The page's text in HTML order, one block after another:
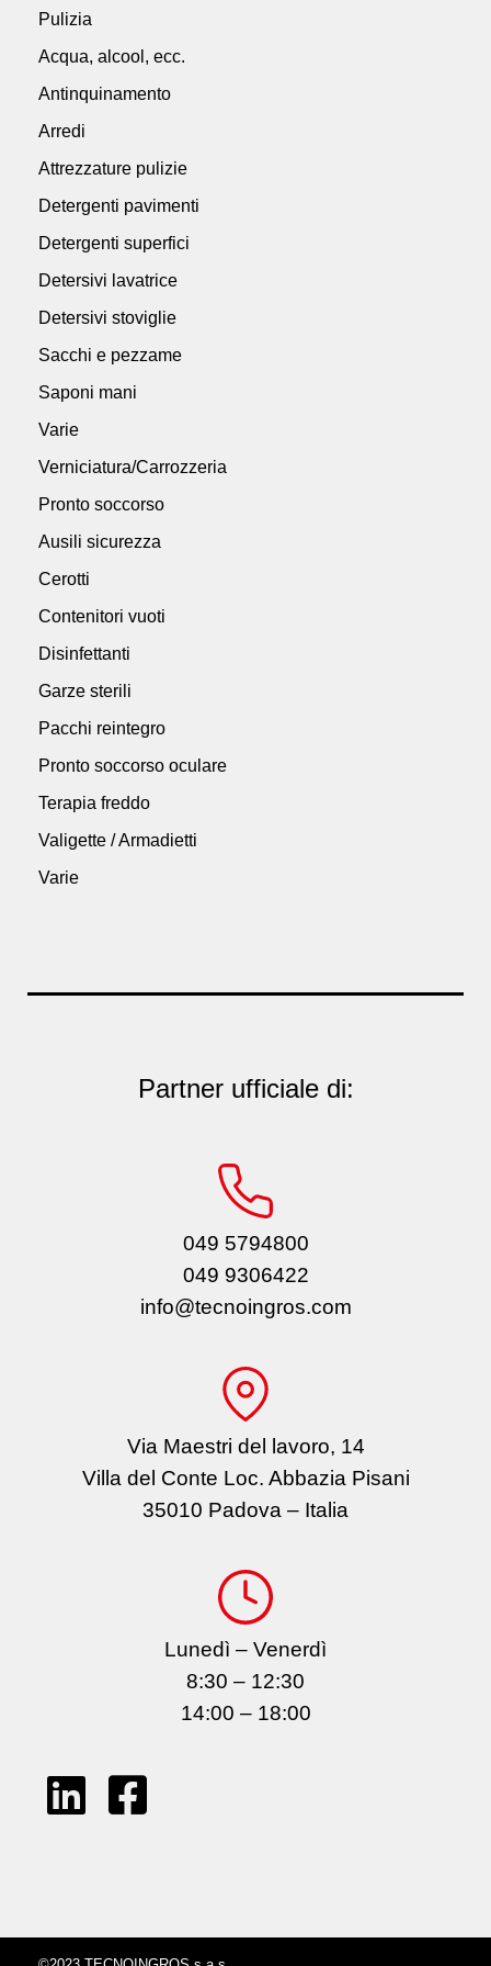
Pulizia
Acqua, alcool, ecc.
Antinquinamento
Arredi
Attrezzature pulizie
Detergenti pavimenti
Detergenti superfici
Detersivi lavatrice
Detersivi stoviglie
Sacchi e pezzame
Saponi mani
Varie
Verniciatura/Carrozzeria
Pronto soccorso
Ausili sicurezza
Cerotti
Contenitori vuoti
Disinfettanti
Garze sterili
Pacchi reintegro
Pronto soccorso oculare
Terapia freddo
Valigette / Armadietti
Varie
Partner ufficiale di:
049 5794800
049 9306422
info@tecnoingros.com
Via Maestri del lavoro, 14
Villa del Conte Loc. Abbazia Pisani
35010 Padova – Italia
Lunedì – Venerdì
8:30 – 12:30
14:00 – 18:00